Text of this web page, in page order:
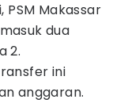
Makassar
dua
2.
ini
anggaran.